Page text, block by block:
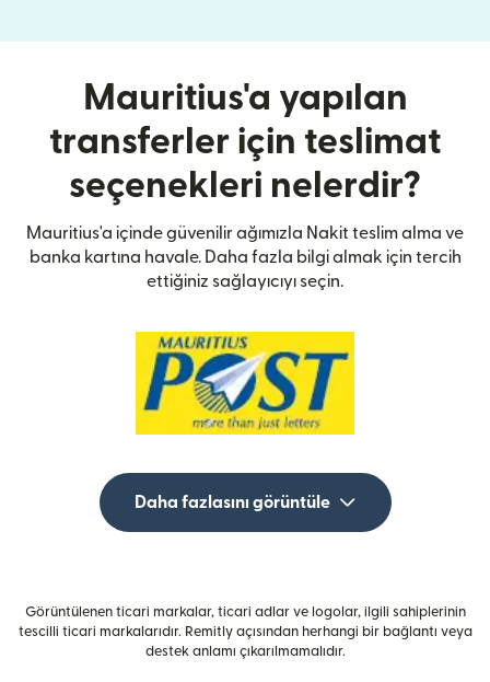
Mauritius'a yapılan
transferler için teslimat
seçenekleri nelerdir?
Mauritius'a içinde güvenilir ağımızla Nakit teslim alma ve
banka kartına havale. Daha fazla bilgi almak için tercih
ettiğiniz sağlayıcıyı seçin.
Daha fazlasını görüntüle
Görüntülenen ticari markalar, ticari adlar ve logolar, ilgili sahiplerinin
tescilli ticari markalarıdır. Remitly açısından herhangi bir bağlantı veya
destek anlamı çıkarılmamalıdır.